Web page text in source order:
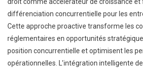
différenciation concurrentielle pour les
Cette approche proactive transforme les
réglementaires en opportunités
position concurrentielle et optimisent les
opérationnelles. L’intégration intelligente